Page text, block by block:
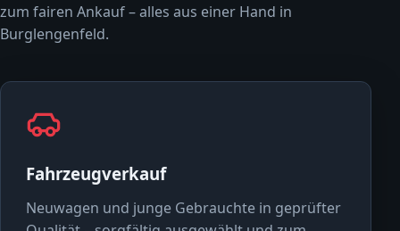
zum fairen Ankauf – alles aus einer Hand in
Burglengenfeld.
Fahrzeugverkauf
Neuwagen und junge Gebrauchte in geprüfter